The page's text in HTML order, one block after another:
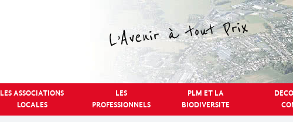
LES ASSOCIATIONS
LOCALES
LES
PROFESSIONNELS
PLM ET LA
BIODIVERSITE